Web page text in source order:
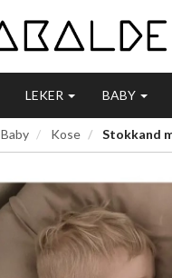
LEKER BABY
Baby Kose Stokkand